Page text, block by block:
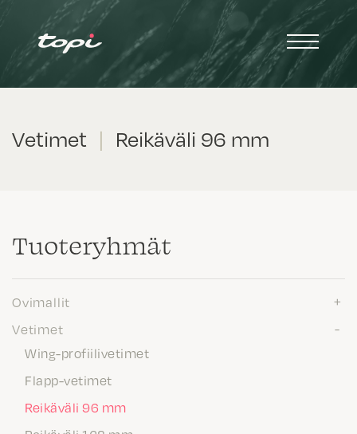
Vetimet | Reikäväli 96 mm
Tuote­ryhmät
Ovimallit
Vetimet
Wing-profiilivetimet
Flapp-vetimet
Reikäväli 96 mm